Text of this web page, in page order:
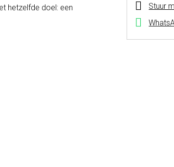
hetzelfde doel: een
Stuur